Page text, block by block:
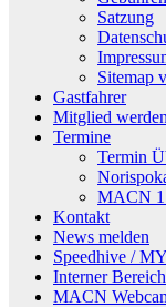
Satzung
Sitemap
Gastfahrer
Mitglied werden
Termine
Termin
MACN
Kontakt
News melden
Speedhive /
Interner Bereich
MACN